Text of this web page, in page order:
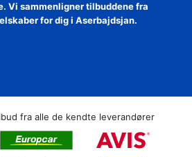
Vi sammenligner tilbuddene fra
for dig i Aserbajdsjan.
fra alle de kendte leverandører